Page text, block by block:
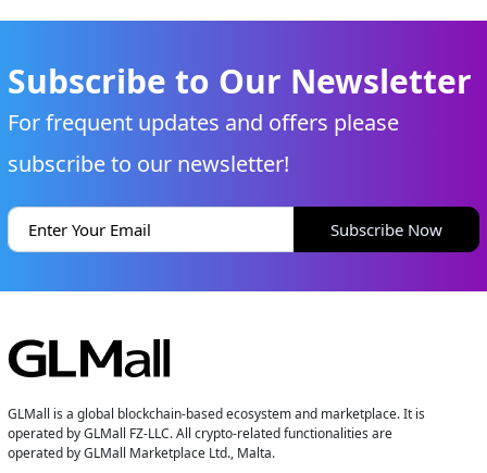
Subscribe to Our Newsletter
For frequent updates and offers please
subscribe to our newsletter!
Subscribe Now
GLMall is a global blockchain-based ecosystem and marketplace. It is
operated by GLMall FZ-LLC. All crypto-related functionalities are
operated by GLMall Marketplace Ltd., Malta.